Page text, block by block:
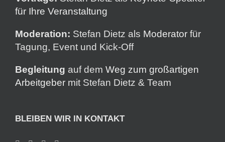
für Ihre Veranstaltung
Moderation: Stefan Dietz als Moderator für
Tagung, Event und Kick-Off
Begleitung auf dem Weg zum großartigen
Arbeitgeber mit Stefan Dietz & Team
BLEIBEN WIR IN KONTAKT